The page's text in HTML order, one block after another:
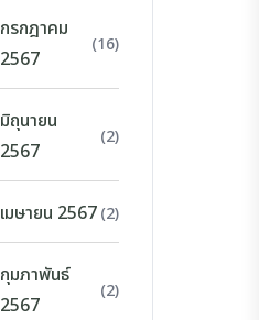
กรกฎาคม
2567
(16)
มิถุนายน
2567
(2)
เมษายน 2567(2)
กุมภาพันธ์
2567
(2)